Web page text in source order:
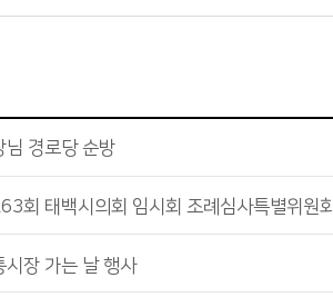
님 경로당 순방
회 태백시의회 임시회 조례심사특별위원회
시장 가는 날 행사